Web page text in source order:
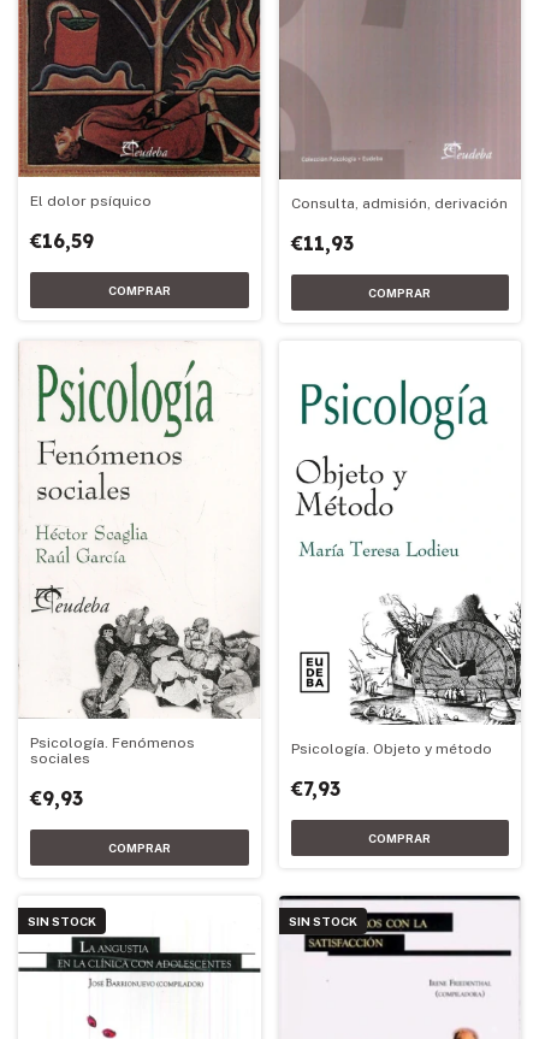
El dolor psíquico
€16,59
Consulta, admisión, derivación
€11,93
Psicología. Fenómenos
sociales
€9,93
Psicología. Objeto y método
€7,93
SIN STOCK SIN STOCK